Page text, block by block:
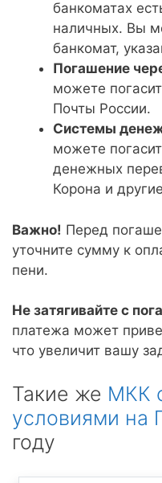
банкоматах
наличных. Вы
банкомат,
Погашение
можете
Почты России.
Системы
можете
денежных
Корона и
Важно! Перед
уточните сумму к
пени.
Не затягивайте с
платежа может
что увеличит вашу
Такие же МКК
условиями на
году